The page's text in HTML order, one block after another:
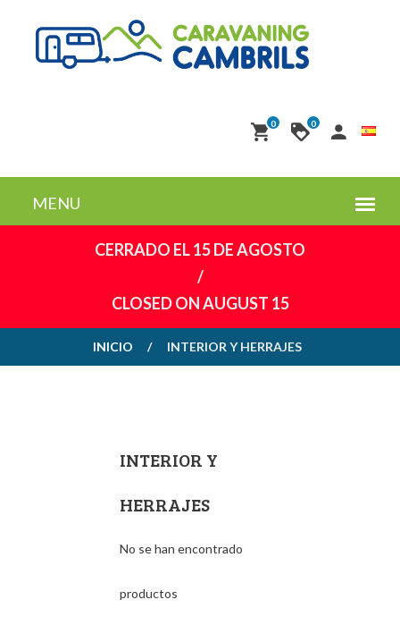
0 0
CERRADO EL 15 DE AGOSTO
/
CLOSED ON AUGUST 15
INICIO INTERIOR Y HERRAJES
INTERIOR Y
HERRAJES
No se han encontrado
productos